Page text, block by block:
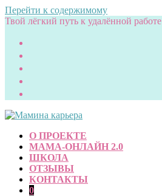
Перейти к содержимому
Твой лёгкий путь к удалённой работе
О ПРОЕКТЕ
МАМА-ОНЛАЙН 2.0
ШКОЛА
ОТЗЫВЫ
КОНТАКТЫ
0